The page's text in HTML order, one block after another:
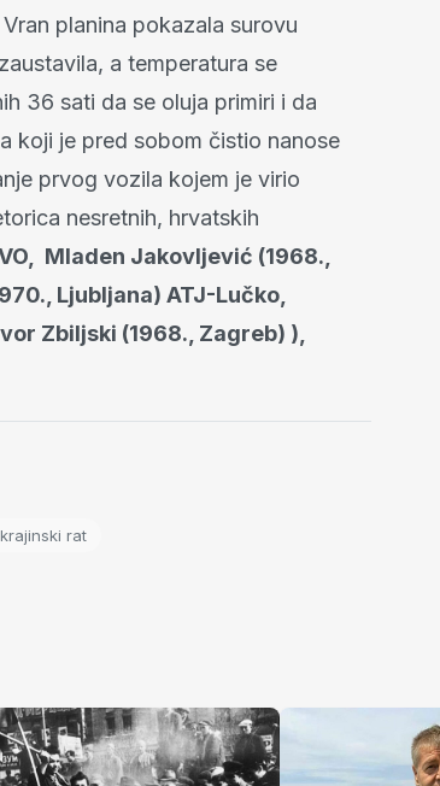
planina pokazala surovu
a temperatura se
36 sati da se oluja primiri i da
koji je pred sobom čistio nanose
prvog vozila kojem je virio
nesretnih, hrvatskih
Mladen Jakovljević (1968.,
Ljubljana) ATJ-Lučko,
Zbiljski (1968., Zagreb) ),
rat